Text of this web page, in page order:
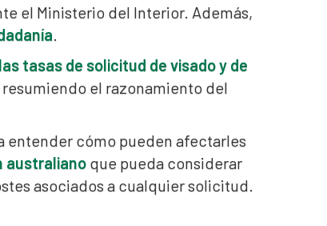
el Ministerio del Interior. Además,
.
tasas de solicitud de visado y de
el razonamiento del
entender cómo pueden afectarles
australiano que pueda considerar
asociados a cualquier solicitud.